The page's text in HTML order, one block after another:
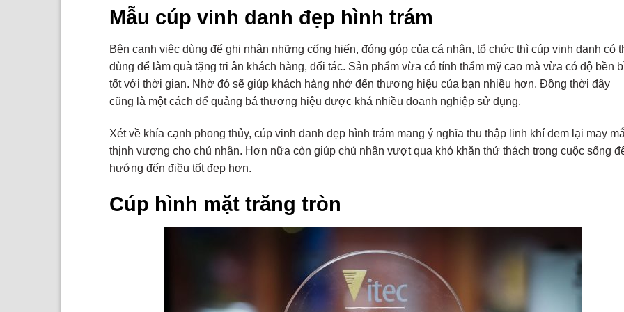
Mẫu cúp vinh danh đẹp hình trám
Bên cạnh việc dùng để ghi nhận những cống hiến, đóng góp của cá nhân, tổ chức thì cúp vinh danh có
dùng để làm quà tặng tri ân khách hàng, đối tác. Sản phẩm vừa có tính thẩm mỹ cao mà vừa có độ bền
tốt với thời gian. Nhờ đó sẽ giúp khách hàng nhớ đến thương hiệu của bạn nhiều hơn. Đồng thời đây
cũng là một cách để quảng bá thương hiệu được khá nhiều doanh nghiệp sử dụng.
Xét về khía cạnh phong thủy, cúp vinh danh đẹp hình trám mang ý nghĩa thu thập linh khí đem lại may
thịnh vượng cho chủ nhân. Hơn nữa còn giúp chủ nhân vượt qua khó khăn thử thách trong cuộc sống
hướng đến điều tốt đẹp hơn.
Cúp hình mặt trăng tròn